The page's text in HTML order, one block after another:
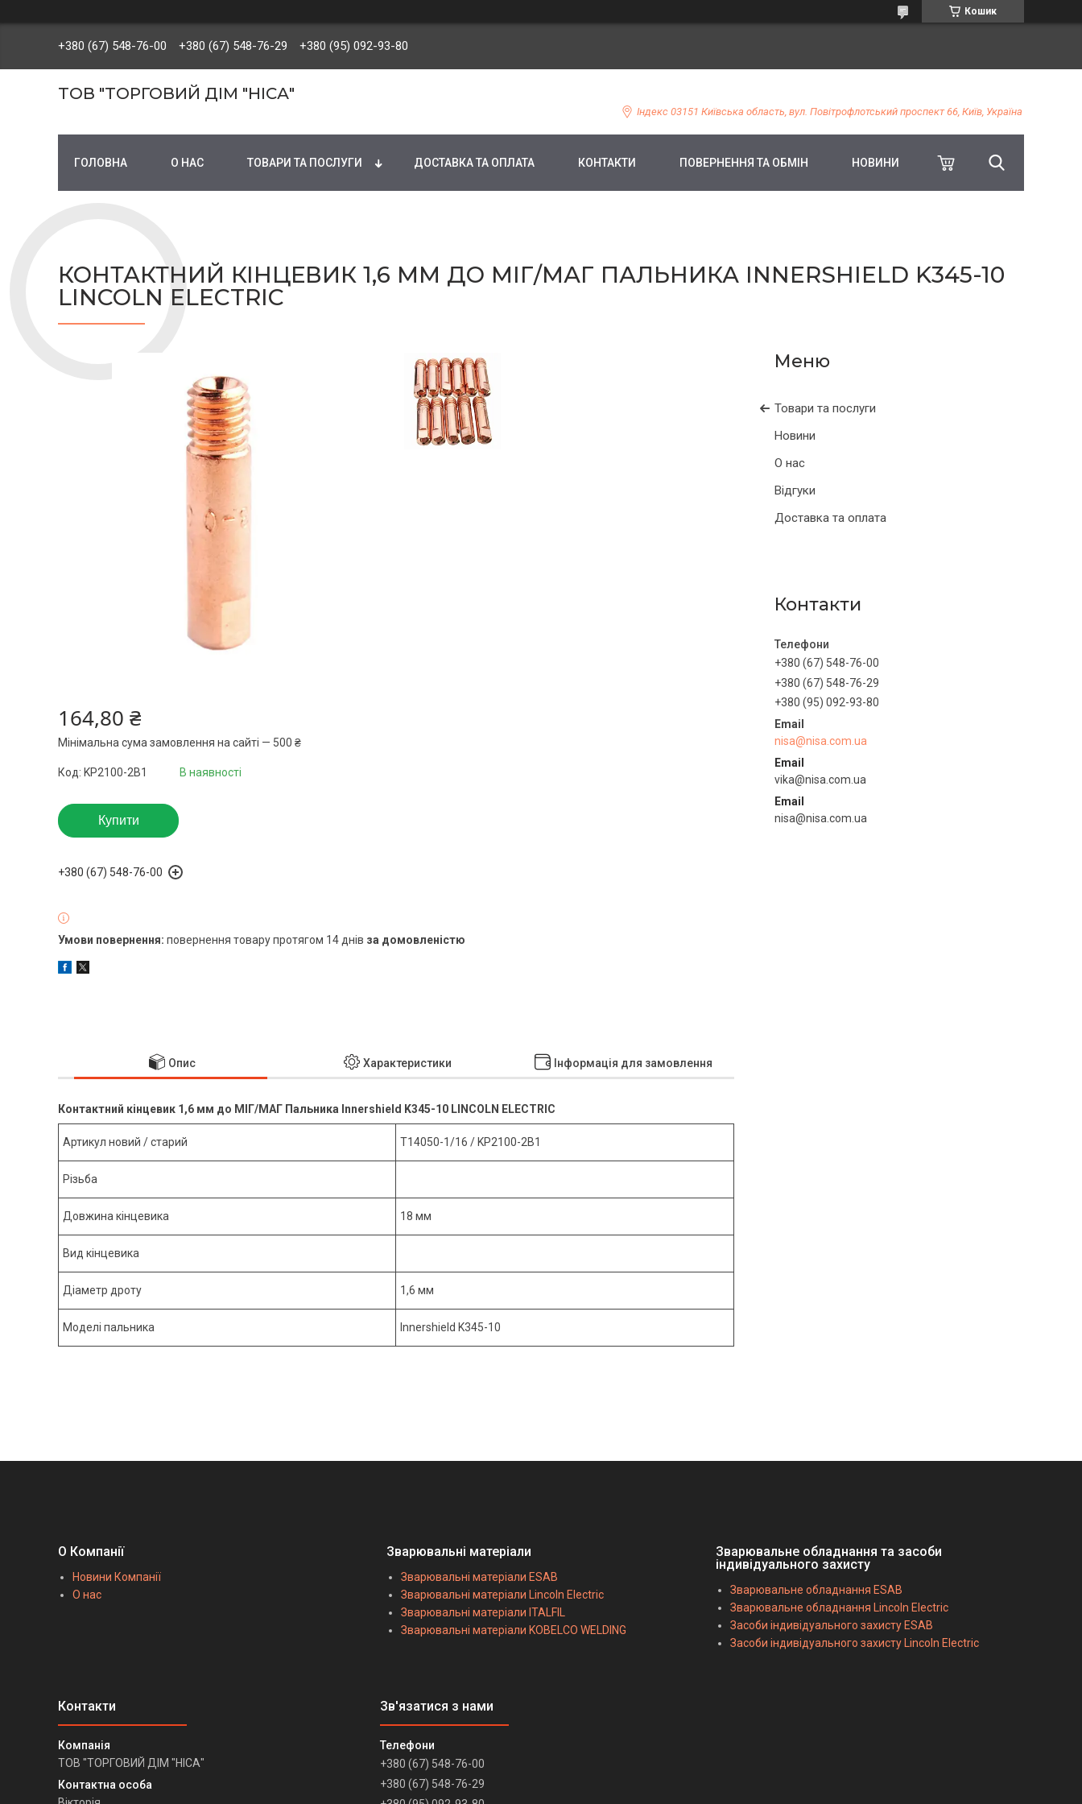
Кошик
+380 (67) 548-76-00 +380 (67) 548-76-29 +380 (95) 092-93-80
ТОВ "ТОРГОВИЙ ДІМ "НІСА"
Індекс 03151 Київська область, вул. Повітрофлотський проспект 66, Київ, Україна
ГОЛОВНА О НАС ТОВАРИ ТА ПОСЛУГИ ДОСТАВКА ТА ОПЛАТА КОНТАКТИ ПОВЕРНЕННЯ ТА ОБМІН НОВИНИ
КОНТАКТНИЙ КІНЦЕВИК 1,6 ММ ДО МІГ/МАГ ПАЛЬНИКА INNERSHIELD K345-10
LINCOLN ELECTRIC
Товари та послуги
Новини
О нас
Відгуки
Доставка та оплата
Контакти
+380 (67) 548-76-00
+380 (67) 548-76-29
+380 (95) 092-93-80
nisa@nisa.com.ua
Email
vika@nisa.com.ua
Email
nisa@nisa.com.ua
164,80 ₴
Мінімальна сума замовлення на сайті — 500 ₴
В наявності
Код: KP2100-2B1
Купити
+380 (67) 548-76-00
повернення товару протягом 14 днів за домовленістю
Опис Характеристики Інформація для замовлення
Контактний кінцевик 1,6 мм до МІГ/МАГ Пальника Innershield K345-10 LINCOLN ELECTRIC
Артикул новий / старий T14050-1/16 / KP2100-2B1
Різьба
Довжина кінцевика 18 мм
Вид кінцевика
Діаметр дроту 1,6 мм
Моделі пальника Innershield K345-10
О Компанії
Новини Компанії
О нас
Зварювальні матеріали
Зварювальні матеріали ESAB
Зварювальні матеріали Lincoln Electric
Зварювальні матеріали ITALFIL
Зварювальні матеріали KOBELCO WELDING
Зварювальне обладнання та засоби
індивідуального захисту
Зварювальне обладнання ESAB
Зварювальне обладнання Lincoln Electric
Засоби індивідуального захисту ESAB
Засоби індивідуального захисту Lincoln Electric
ТОВ "ТОРГОВИЙ ДІМ "НІСА"
+380 (67) 548-76-00
+380 (67) 548-76-29